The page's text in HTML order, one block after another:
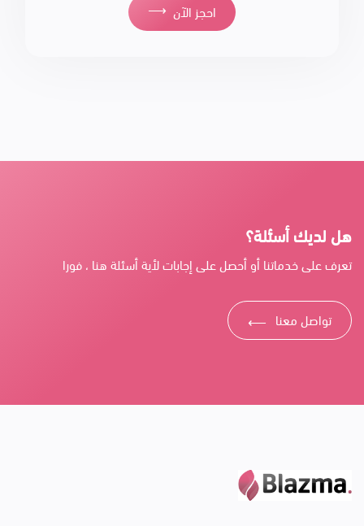
⟶ احجز الآن
هل لديك أسئلة؟
تعرف على خدماتنا أو أحصل على إجابات لأية أسئلة هنا ، فورا
تواصل معنا ⟶